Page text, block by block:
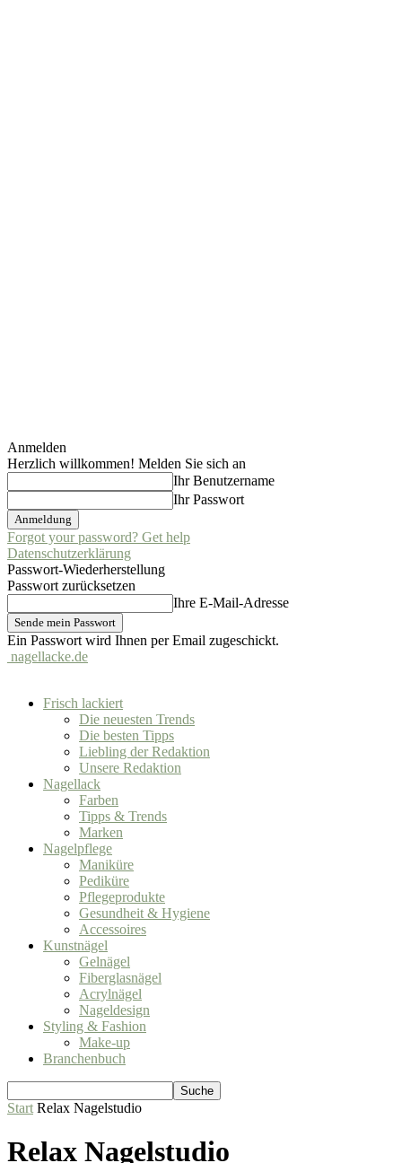
Anmelden
Herzlich willkommen! Melden Sie sich an
Ihr Benutzername
Ihr Passwort
Forgot your password? Get help
Datenschutzerklärung
Passwort-Wiederherstellung
Passwort zurücksetzen
Ihre E-Mail-Adresse
Ein Passwort wird Ihnen per Email zugeschickt.
nagellacke.de
Frisch lackiert
Die neuesten Trends
Die besten Tipps
Liebling der Redaktion
Unsere Redaktion
Nagellack
Farben
Tipps & Trends
Marken
Nagelpflege
Maniküre
Pediküre
Pflegeprodukte
Gesundheit & Hygiene
Accessoires
Kunstnägel
Gelnägel
Fiberglasnägel
Acrylnägel
Nageldesign
Styling & Fashion
Make-up
Branchenbuch
Start Relax Nagelstudio
Relax Nagelstudio